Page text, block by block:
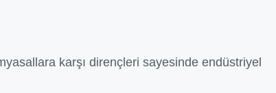
karşı dirençleri sayesinde endüstriyel